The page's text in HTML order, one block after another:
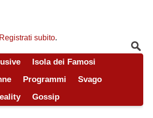
Registrati subito.
Isola dei Famosi
Programmi
Svago
Gossip